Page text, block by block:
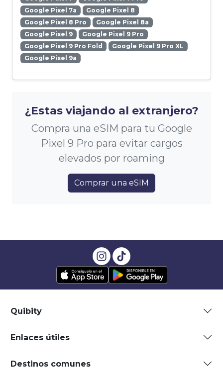
Google Pixel 7a
Google Pixel 8
Google Pixel 8 Pro
Google Pixel 8a
Google Pixel 9
Google Pixel 9 Pro
Google Pixel 9 Pro Fold
Google Pixel 9 Pro XL
Google Pixel 9a
¿Estas viajando al extranjero?
Compra una eSIM para tu Google
Pixel 9 Pro para evitar cargos
elevados por roaming
Comprar una eSIM
Quibity
Enlaces útiles
Destinos comunes